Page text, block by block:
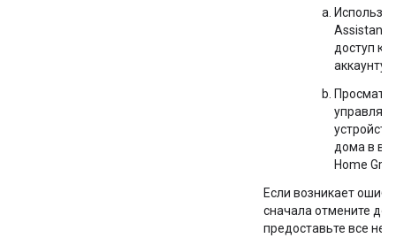
Assistant
доступ к
аккаунту
дома в
Home
Если возникает
сначала отмените
предоставьте все